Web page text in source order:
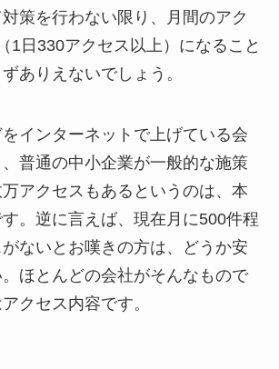
策を行わない限り、月間のアク
1日330アクセス以上）になること
ありえないでしょう。
インターネットで上げている会
普通の中小企業が一般的な施策
アクセスもあるというのは、本
。逆に言えば、現在月に500件程
ないとお嘆きの方は、どうか安
ほとんどの会社がそんなもので
クセス内容です。